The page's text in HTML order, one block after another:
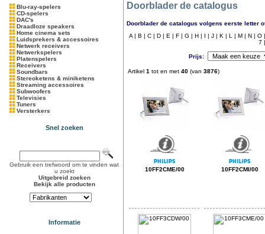
Blu-ray-spelers
CD-spelers
DAC's
Draadloze speakers
Home cinema sets
Luidsprekers & accessoires
Netwerk receivers
Netwerkspelers
Platenspelers
Receivers
Soundbars
Stereoketens & miniketens
Streaming accessoires
Subwoofers
Televisies
Tuners
Versterkers
Snel zoeken
Gebruik een trefwoord om te vinden wat
u zoekt
Uitgebreid zoeken
Bekijk alle producten
Informatie
Doorblader de catalogus
Doorblader de catalogus volgens eerste letter
A | B | C | D | E | F | G | H | I | J | K | L | M | N | O |
7 |
Prijs:
Artikel 1 tot en met 40 (van 3876)
10FF2CME/00 10FF2CMI/00